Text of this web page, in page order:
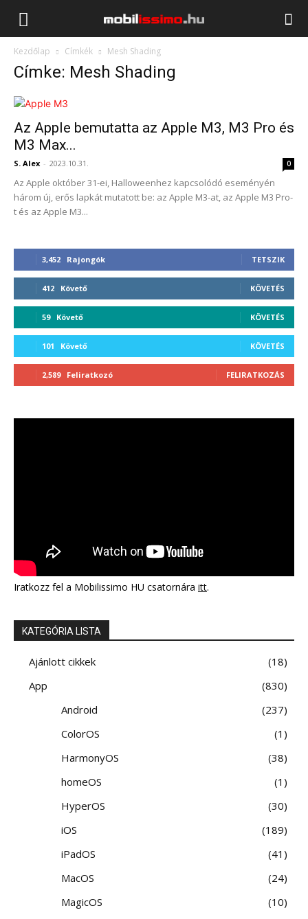
Mobilissimo.hu
Kezdőlap Címkék Mesh Shading
Címke: Mesh Shading
Az Apple bemutatta az Apple M3, M3 Pro és
M3 Max...
S. Alex - 2023.10.31. 0
Az Apple október 31-ei, Halloweenhez kapcsolódó eseményén
három új, erős lapkát mutatott be: az Apple M3-at, az Apple M3 Pro-
t és az Apple M3...
3,452 Rajongók TETSZIK
412 Követő KÖVETÉS
59 Követő KÖVETÉS
101 Követő KÖVETÉS
2,589 Feliratkozó FELIRATKOZÁS
Iratkozz fel a Mobilissimo HU csatornára itt.
KATEGÓRIA LISTA
Ajánlott cikkek
18
App
830
Android
237
ColorOS
1
HarmonyOS
38
homeOS
1
HyperOS
30
iOS
189
iPadOS
41
MacOS
24
MagicOS
10